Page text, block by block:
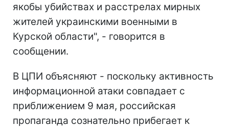
якобы убийствах и расстрелах мирных
жителей украинскими военными в
Курской области", - говорится в
сообщении.
В ЦПИ объясняют - поскольку активность
информационной атаки совпадает с
приближением 9 мая, российская
пропаганда сознательно прибегает к